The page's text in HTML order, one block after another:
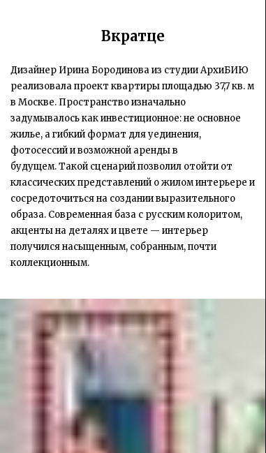
Вкратце
Дизайнер Ирина Бородинова из студии АрхиБИЮ
реализовала проект квартиры площадью 37,7 кв. м
в Москве. Пространство изначально
задумывалось как инвестиционное: не основное
жилье, а гибкий формат для уединения,
фотосессий и возможной аренды в
будущем. Такой сценарий позволил отойти от
классических представлений о жилом интерьере и
сосредоточиться на создании выразительного
образа. Современная база с русским колоритом,
акценты на деталях и цвете — интерьер
получился насыщенным, собранным, почти
коллекционным.